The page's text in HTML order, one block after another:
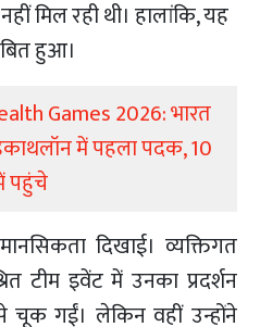
मिल रही थी। हालांकि, यह
हुआ।
Games 2026: भारत
में पहला पदक, 10
पहुंचे
दिखाई। व्यक्तिगत
टीम इवेंट में उनका प्रदर्शन
गईं। लेकिन वहीं उन्होंने